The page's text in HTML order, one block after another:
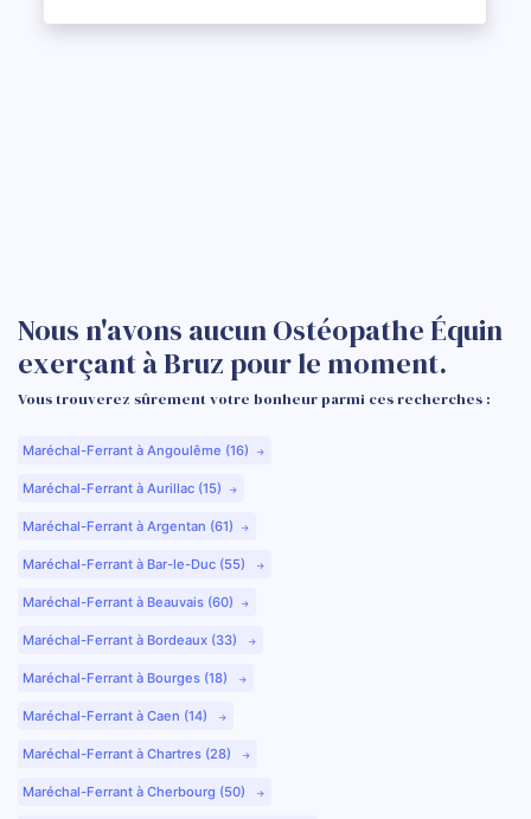
Nous n'avons aucun Ostéopathe Équin
exerçant à Bruz pour le moment.
Vous trouverez sûrement votre bonheur parmi ces recherches :
Maréchal-Ferrant à Angoulême (16)
Maréchal-Ferrant à Aurillac (15)
Maréchal-Ferrant à Argentan (61)
Maréchal-Ferrant à Bar-le-Duc (55)
Maréchal-Ferrant à Beauvais (60)
Maréchal-Ferrant à Bordeaux (33)
Maréchal-Ferrant à Bourges (18)
Maréchal-Ferrant à Caen (14)
Maréchal-Ferrant à Chartres (28)
Maréchal-Ferrant à Cherbourg (50)